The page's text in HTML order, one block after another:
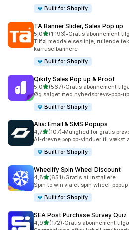
Built for Shopify
TA Banner Slider, Sales Pop up
5,0ud af 5 stjerner
(1.193)
1193 anmeldelser i alt
•Gratis abonnement
Tilføj meddelelseslinje, rullende
karruselbannere
Built for Shopify
Qikify Sales Pop up & Proof
5,0ud af 5 stjerner
(567)
567 anmeldelser i alt
•Gratis abonnement
Øg salget med nyhedsbrevs-pop-
Built for Shopify
Alia: Email & SMS Popups
4,7ud af 5 stjerner
(107)
107 anmeldelser i alt
•Mulighed for gratis
AI-drevne pop op-vinduer til vækst
Built for Shopify
Wheelify Spin Wheel Discount
4,8ud af 5 stjerner
(651)
651 anmeldelser i alt
•Gratis at installere
Spin to win via et spin wheel-
Built for Shopify
SEA Post Purchase Survey Quiz
4,9ud af 5 stjerner
(172)
172 anmeldelser i alt
•Gratis abonnement